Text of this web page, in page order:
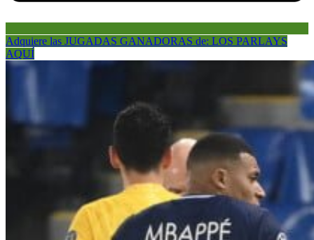
Adquiere las JUGADAS GANADORAS de: LOS PARLAYS
AQUÍ